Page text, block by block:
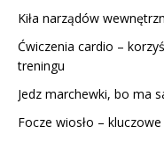
Kiła narządów
Ćwiczenia cardio –
treningu
Jedz marchewki, bo ma
Focze wiosło –